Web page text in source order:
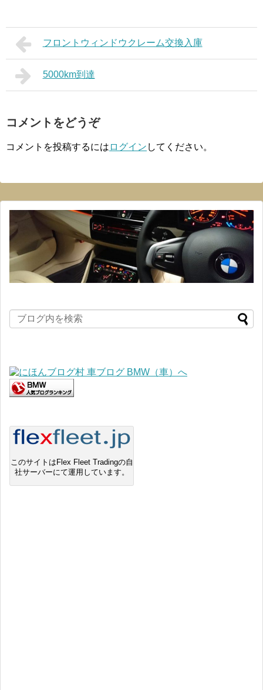
フロントウィンドウクレーム交換入庫
5000km到達
コメントをどうぞ
コメントを投稿するには ログイン してください。
このサイトはFlex Fleet Tradingの自
社サーバーにて運用しています。